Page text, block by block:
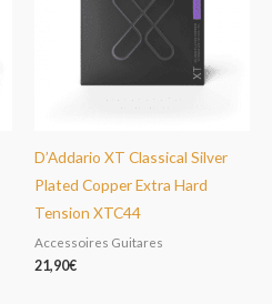
D’Addario XT Classical Silver
Plated Copper Extra Hard
Tension XTC44
Accessoires Guitares
21,90€